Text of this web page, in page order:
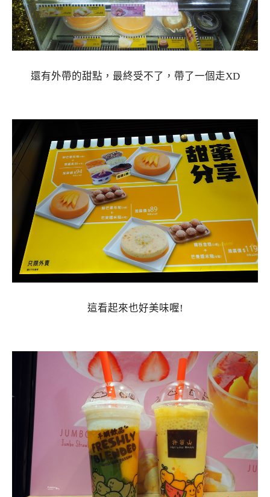
還有外帶的甜點，最終受不了，帶了一個走XD
這看起來也好美味喔!